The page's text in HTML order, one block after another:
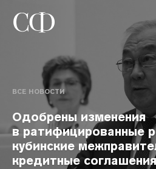
ВСЕ НОВОСТИ
Одобрены изменения
в ратифицированные
кубинские
кредитные соглашения